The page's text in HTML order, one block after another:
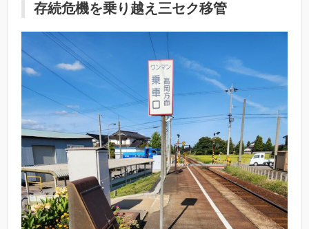
存続危機を乗り越え三セク移管